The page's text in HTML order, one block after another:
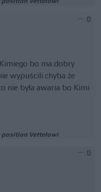
0
bo ma dobry
wypuścili chyba że
nie była awaria bo Kimi
position Vettelowi
0